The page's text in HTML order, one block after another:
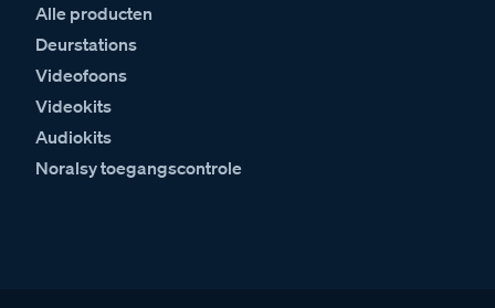
Alle producten
Deurstations
Videofoons
Videokits
Audiokits
Noralsy toegangscontrole